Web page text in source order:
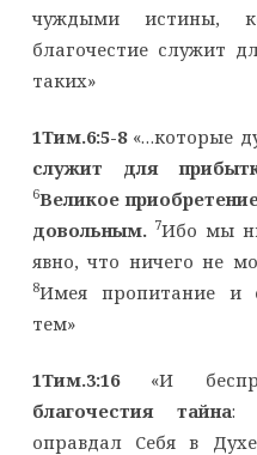
чуждыми истины,
благочестие служит
таких»
1Тим.6:5-8«…которые
служит для
6Великое
довольным. 7Ибо мы
явно, что ничего не
8Имея пропитание и
тем»
1Тим.3:16«И
благочестия тайна:
оправдал Себя в